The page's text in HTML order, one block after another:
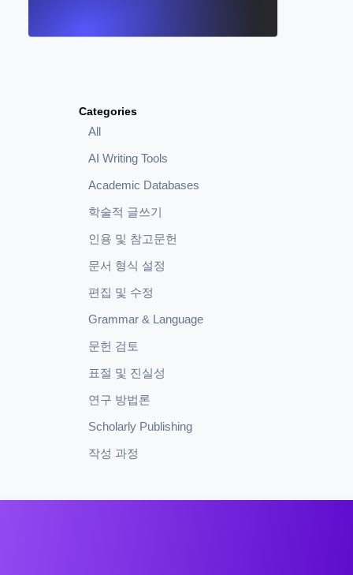
Categories
All
AI Writing Tools
Academic Databases
학술적 글쓰기
인용 및 참고문헌
문서 형식 설정
편집 및 수정
Grammar & Language
문헌 검토
표절 및 진실성
연구 방법론
Scholarly Publishing
작성 과정